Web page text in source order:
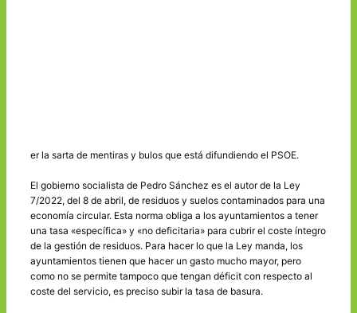
er la sarta de mentiras y bulos que está difundiendo el PSOE.
El gobierno socialista de Pedro Sánchez es el autor de la Ley
7/2022, del 8 de abril, de residuos y suelos contaminados para una
economía circular. Esta norma obliga a los ayuntamientos a tener
una tasa «específica» y «no deficitaria» para cubrir el coste íntegro
de la gestión de residuos. Para hacer lo que la Ley manda, los
ayuntamientos tienen que hacer un gasto mucho mayor, pero
como no se permite tampoco que tengan déficit con respecto al
coste del servicio, es preciso subir la tasa de basura.